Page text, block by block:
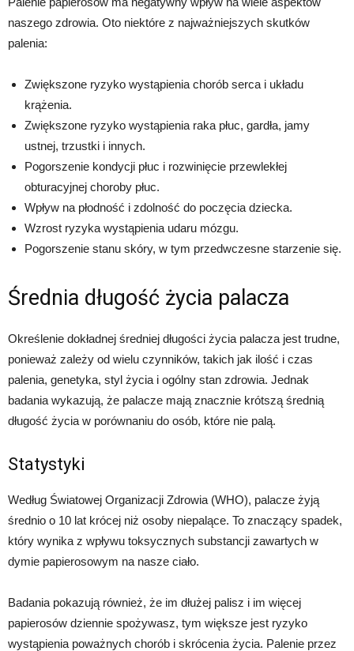
naszego zdrowia. Oto niektóre z najważniejszych skutków
palenia:
Zwiększone ryzyko wystąpienia chorób serca i układu
krążenia.
Zwiększone ryzyko wystąpienia raka płuc, gardła, jamy
ustnej, trzustki i innych.
Pogorszenie kondycji płuc i rozwinięcie przewlekłej
obturacyjnej choroby płuc.
Wpływ na płodność i zdolność do poczęcia dziecka.
Wzrost ryzyka wystąpienia udaru mózgu.
Pogorszenie stanu skóry, w tym przedwczesne starzenie się.
Średnia długość życia palacza
Określenie dokładnej średniej długości życia palacza jest trudne,
ponieważ zależy od wielu czynników, takich jak ilość i czas
palenia, genetyka, styl życia i ogólny stan zdrowia. Jednak
badania wykazują, że palacze mają znacznie krótszą średnią
długość życia w porównaniu do osób, które nie palą.
Statystyki
Według Światowej Organizacji Zdrowia (WHO), palacze żyją
średnio o 10 lat krócej niż osoby niepalące. To znaczący spadek,
który wynika z wpływu toksycznych substancji zawartych w
dymie papierosowym na nasze ciało.
Badania pokazują również, że im dłużej palisz i im więcej
papierosów dziennie spożywasz, tym większe jest ryzyko
wystąpienia poważnych chorób i skrócenia życia. Palenie przez